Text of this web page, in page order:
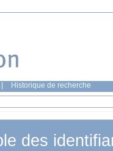
Historique de recherche
des